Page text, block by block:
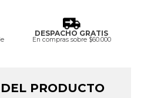
DESPACHO GRATIS
En compras sobre $60.000
PRODUCTO